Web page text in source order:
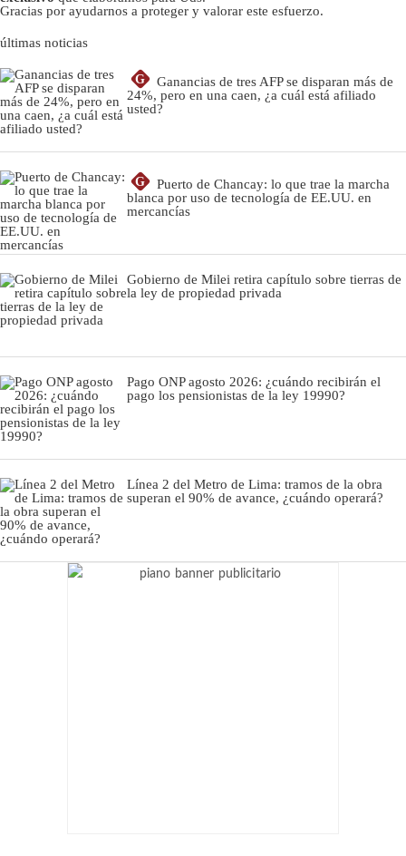
Gracias por ayudarnos a proteger y valorar este esfuerzo.
últimas noticias
G
Ganancias de tres AFP se disparan más de
24%, pero en una caen, ¿a cuál está afiliado
usted?
G
Puerto de Chancay: lo que trae la marcha
blanca por uso de tecnología de EE.UU. en
mercancías
Gobierno de Milei retira capítulo sobre tierras de
la ley de propiedad privada
Pago ONP agosto 2026: ¿cuándo recibirán el
pago los pensionistas de la ley 19990?
Línea 2 del Metro de Lima: tramos de la obra
superan el 90% de avance, ¿cuándo operará?